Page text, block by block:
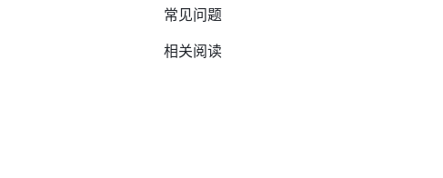
常见问题
相关阅读